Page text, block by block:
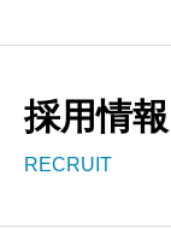
採用情報
RECRUIT